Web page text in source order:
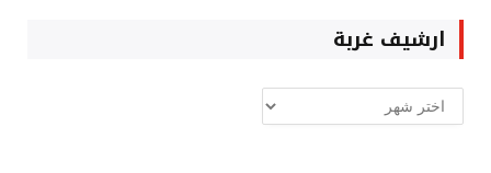
ارشيف غربة
ارشيف
غربة